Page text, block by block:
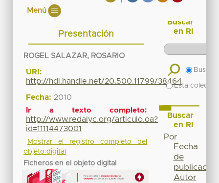
Menú
Presentación
ROGEL SALAZAR, ROSARIO
URI:
http://hdl.handle.net/20.500.11799/38464
Fecha: 2010
Ir a texto completo:
http://www.redalyc.org/articulo.oa?
id=11114473001
Mostrar el registro completo del
objeto digital
Ficheros en el objeto digital
Buscar
en RI
Buscar
Esta
Buscar
en RI
Por
Fecha
de
publicación
Autor